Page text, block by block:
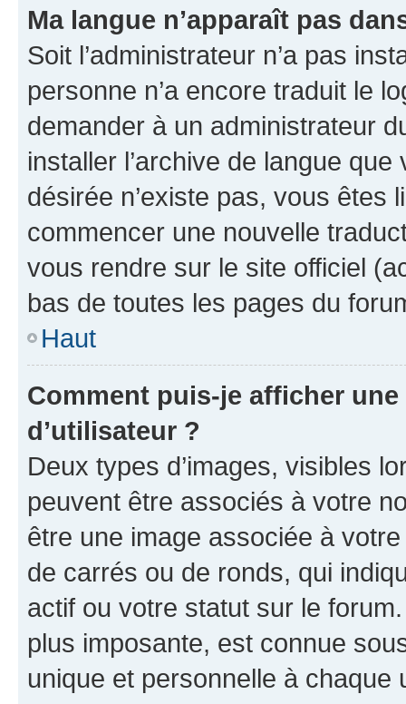
Ma langue n’apparaît pas
Soit l’administrateur n’a pas
personne n’a encore traduit le
demander à un administrateur
installer l’archive de langue
désirée n’existe pas, vous êtes
commencer une nouvelle
vous rendre sur le site officiel
bas de toutes les pages du
Haut
Comment puis-je afficher
d’utilisateur ?
Deux types d’images, visibles
peuvent être associés à votre
être une image associée à
de carrés ou de ronds, qui
actif ou votre statut sur le
plus imposante, est connue
unique et personnelle à chaque